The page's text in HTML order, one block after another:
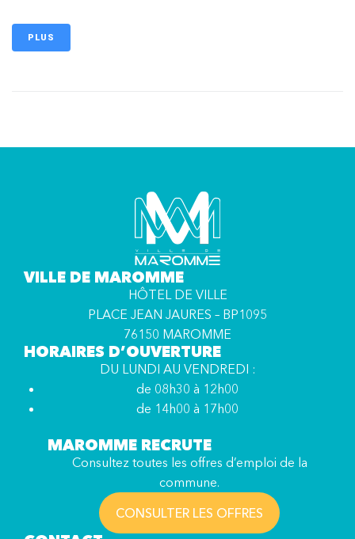
PLUS
VILLE DE MAROMME
HÔTEL DE VILLE
PLACE JEAN JAURES – BP1095
76150 MAROMME
HORAIRES D’OUVERTURE
DU LUNDI AU VENDREDI :
de 08h30 à 12h00
de 14h00 à 17h00
MAROMME RECRUTE
Consultez toutes les offres d’emploi de la
commune.
CONSULTER LES OFFRES